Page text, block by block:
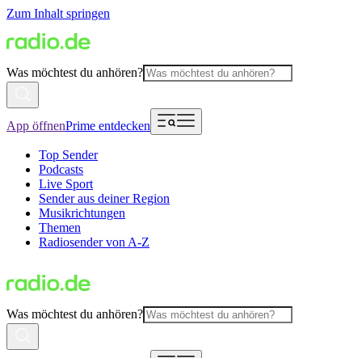
Zum Inhalt springen
Was möchtest du anhören?
App öffnenPrime entdecken
Top Sender
Podcasts
Live Sport
Sender aus deiner Region
Musikrichtungen
Themen
Radiosender von A-Z
Was möchtest du anhören?